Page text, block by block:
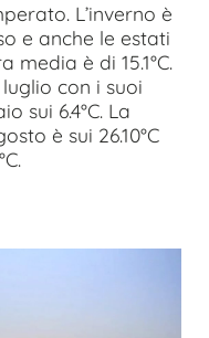
L’inverno è
e anche le estati
è di 15.1°C.
con i suoi
sui 6.4°C. La
è sui 26.10°C